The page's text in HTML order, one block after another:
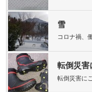
雪
コロナ禍、
転倒災害
転倒災害に